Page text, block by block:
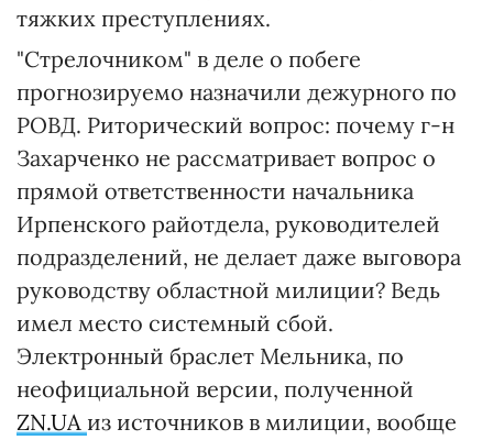
тяжких преступлениях.
"Стрелочником" в деле о побеге
прогнозируемо назначили дежурного по
РОВД. Риторический вопрос: почему г-н
Захарченко не рассматривает вопрос о
прямой ответственности начальника
Ирпенского райотдела, руководителей
подразделений, не делает даже выговора
руководству областной милиции? Ведь
имел место системный сбой.
Электронный браслет Мельника, по
неофициальной версии, полученной
ZN.UA из источников в милиции, вообще